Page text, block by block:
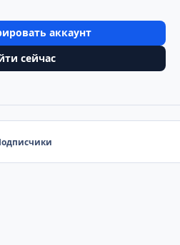
аккаунт
сейчас